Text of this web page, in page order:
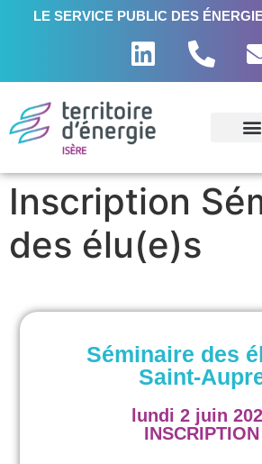
LE SERVICE PUBLIC DES
Inscription
des élu(e)s
Séminaire des
Saint-
lundi 2 juin
INSCRIPTION